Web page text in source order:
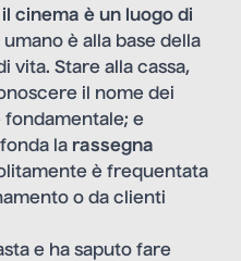
il cinema è un luogo di
è alla base della
vita. Stare alla cassa,
il nome dei
fondamentale; e
la rassegna
è frequentata
o da clienti
e ha saputo fare